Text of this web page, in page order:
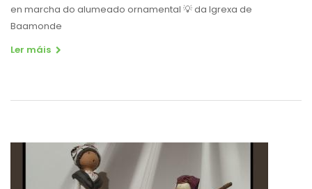
en marcha do alumeado ornamental 💡da Igrexa de
Baamonde
Ler máis